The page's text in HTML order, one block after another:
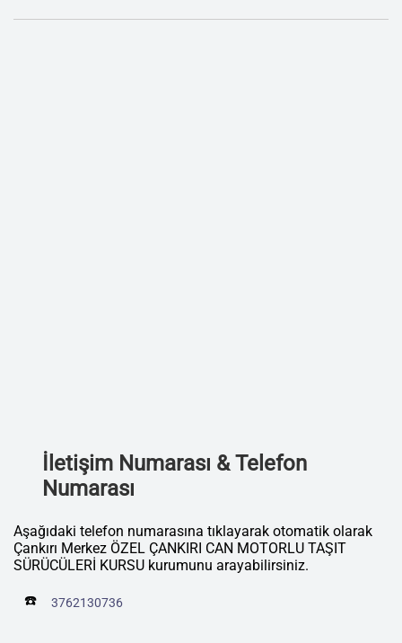
İletişim Numarası & Telefon
Numarası
Aşağıdaki telefon numarasına tıklayarak otomatik olarak
Çankırı Merkez ÖZEL ÇANKIRI CAN MOTORLU TAŞIT
SÜRÜCÜLERİ KURSU kurumunu arayabilirsiniz.
☎️ 3762130736